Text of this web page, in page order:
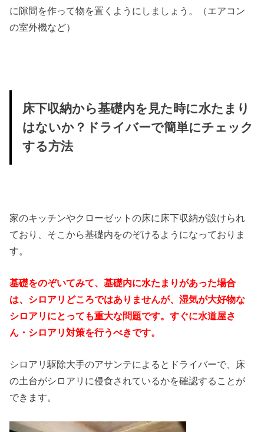
に隙間を作って物を置くようにしましょう。（エアコン
の室外機など）
床下収納から基礎内を見た時に水たまり
はないか？ドライバーで簡単にチェック
する方法
家のキッチンやクローゼットの床に床下収納が設けられ
ており、そこから基礎内をのぞけるようになっておりま
す。
基礎をのぞいてみて、基礎内に水たまりがあった場合
は、シロアリどころではありませんが、湿気が大好物な
シロアリにとっても重大な問題です。すぐに水道屋さ
ん・シロアリ対策を行うべきです。
シロアリ駆除大手のアサンテによるとドライバーで、床
の土台がシロアリに侵食されているかを確認することが
できます。